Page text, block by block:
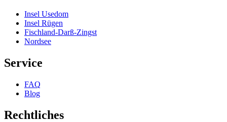
Insel Usedom
Insel Rügen
Fischland-Darß-Zingst
Nordsee
Service
FAQ
Blog
Rechtliches